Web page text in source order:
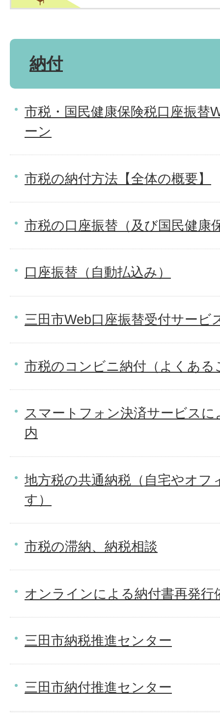
納付
市税・国民健康保険税口座振替
ーン
市税の納付方法【全体の概要】
市税の口座振替（及び国民健康
口座振替（自動払込み）
三田市Web口座振替受付サービ
市税のコンビニ納付（よくある
スマートフォン決済サービス
内
地方税の共通納税（自宅やオフ
す）
市税の滞納、納税相談
オンラインによる納付書再発行
三田市納税推進センター
三田市納付推進センター